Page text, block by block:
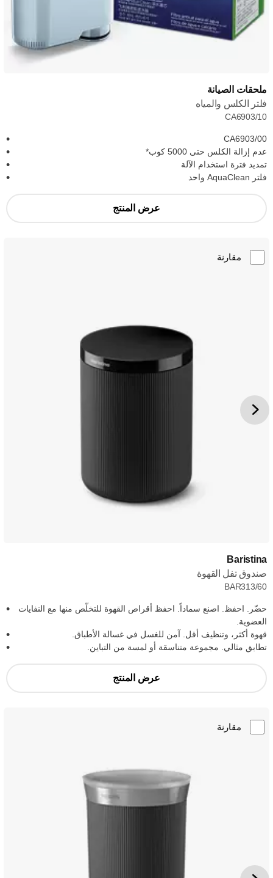
ملحقات الصيانة
فلتر الكلس والمياه
CA6903/10
CA6903/00
عدم إزالة الكلس حتى 5000 كوب*
تمديد فترة استخدام الآلة
فلتر AquaClean واحد
عرض المنتج
مقارنة
Baristina
صندوق تفل القهوة
BAR313/60
حضّر. احفظ. اصنع سماداً. احفظ أقراص القهوة للتخلّص منها مع النفايات
العضوية.
قهوة أكثر، وتنظيف أقل. آمن للغسل في غسالة الأطباق.
تطابق مثالي. مجموعة متناسقة أو لمسة من التباين.
عرض المنتج
مقارنة